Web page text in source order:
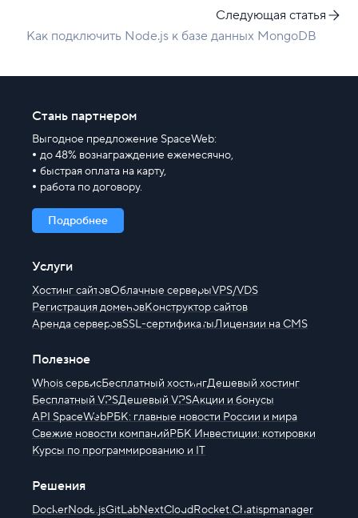
Следующая статья
Как подключить Node.js к базе данных MongoDB
Стань партнером
Выгодное предложение SpaceWeb:
до 48% вознаграждение ежемесячно,
быстрая оплата на карту,
работа по договору.
Подробнее
Услуги
Хостинг сайтовОблачные серверыVPS/VDS
Регистрация доменовКонструктор сайтов
Аренда серверовSSL-сертификатыЛицензии на CMS
Полезное
Whois сервисБесплатный хостингДешевый хостинг
Бесплатный VPSДешевый VPSАкции и бонусы
API SpaceWebРБК: главные новости России и мира
Свежие новости компанийРБК Инвестиции: котировки
Курсы по программированию и IT
Решения
DockerNode.jsGitLabNextCloudRocket.Chatispmanager